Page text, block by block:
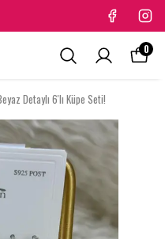
0
Detaylı 6'lı Küpe Seti!